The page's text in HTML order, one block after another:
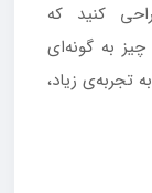
کنید که
به گونه‌ای
تجربه‌ی زیاد،